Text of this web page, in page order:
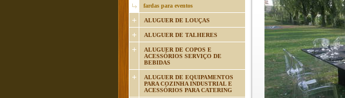
fardas para eventos
ALUGUER DE LOUÇAS
ALUGUER DE TALHERES
ALUGUER DE COPOS E
ACESSÓRIOS SERVIÇO DE
BEBIDAS
ALUGUER DE EQUIPAMENTOS
PARA COZINHA INDUSTRIAL E
ACESSÓRIOS PARA CATERING